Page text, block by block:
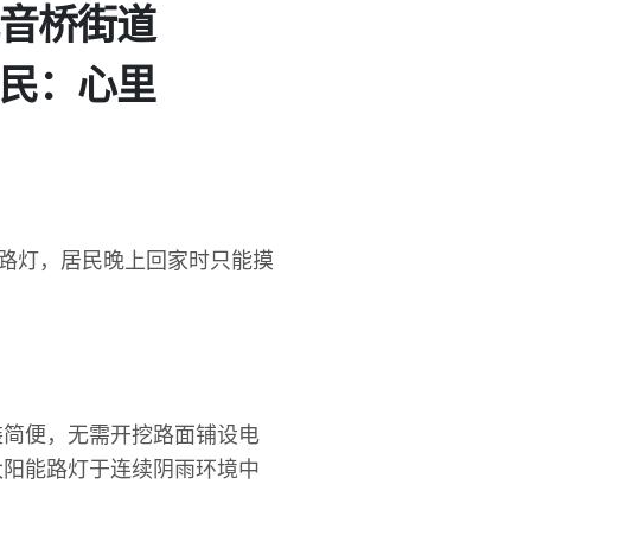
桥街道
：心里
灯，居民晚上回家时只能摸
便，无需开挖路面铺设电
能路灯于连续阴雨环境中